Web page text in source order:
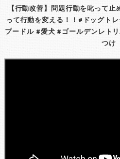
【行動改善】問題行動を叱って
って行動を変える！！#ドッグト
プードル #愛犬 #ゴールデンレト
つけ